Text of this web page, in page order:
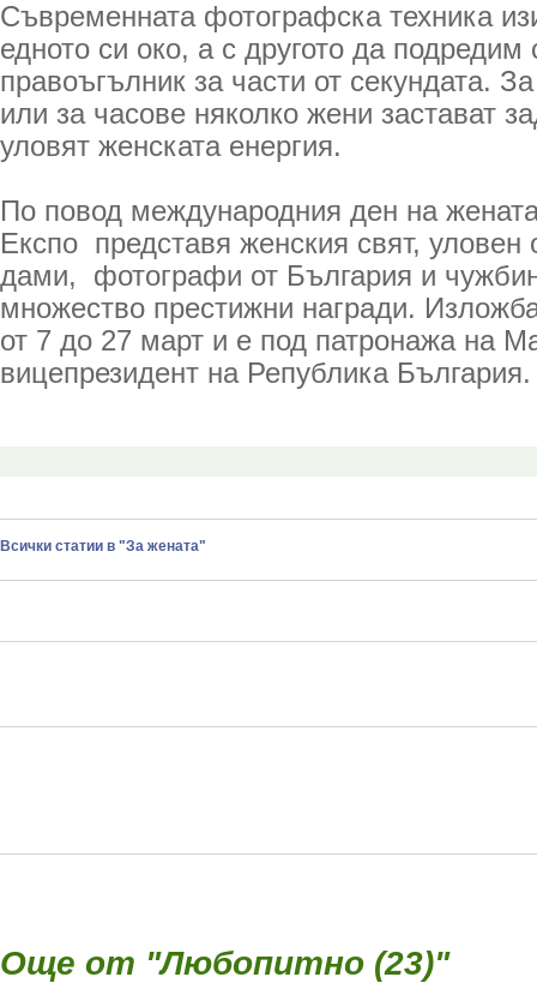
Съвременната фотографска техника
едното си око, а с другото да подредим
правоъгълник за части от секундата.
или за часове няколко жени застават
уловят женската енергия.
По повод международния ден на
Експо представя женския свят, уловен
дами, фотографи от България и
множество престижни награди.
от 7 до 27 март и е под патронажа на
вицепрезидент на Република
Всички статии в "За жената"
Още от "Любопитно (23)"